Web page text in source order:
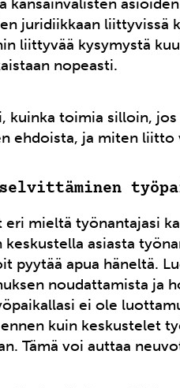
kansainvälisten
juridiikkaan liittyvissä
liittyvää kysymystä
nopeasti.
kuinka toimia silloin,
ehdoista, ja miten liitto
mieltä työnantajasi
asiasta
pyytää apua häneltä.
noudattamista ja
ei ole
kuin keskustelet
Tämä voi auttaa